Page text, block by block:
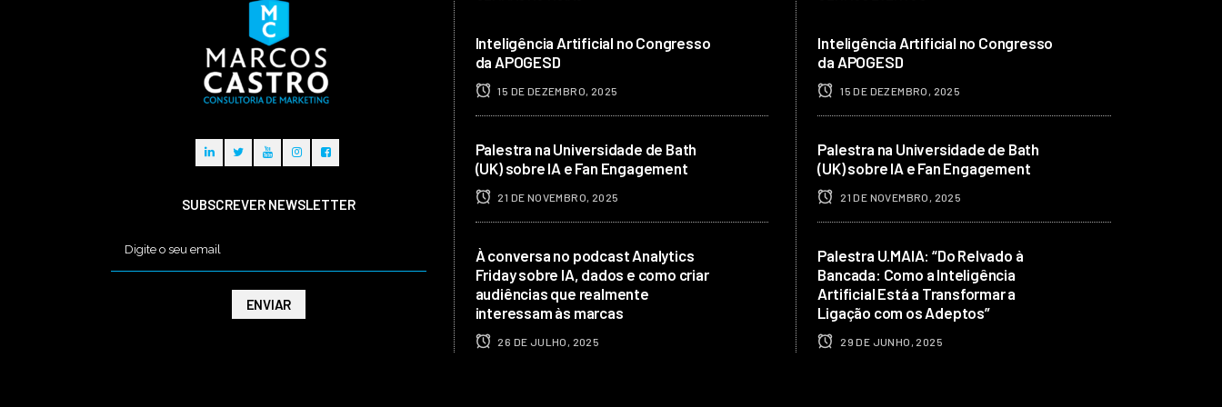
SUBSCREVER NEWSLETTER
Inteligência Artificial no Congresso
da APOGESD
15 DE DEZEMBRO, 2025
Palestra na Universidade de Bath
(UK) sobre IA e Fan Engagement
21 DE NOVEMBRO, 2025
À conversa no podcast Analytics
Friday sobre IA, dados e como criar
audiências que realmente
interessam às marcas
26 DE JULHO, 2025
Inteligência Artificial no Congresso
da APOGESD
15 DE DEZEMBRO, 2025
Palestra na Universidade de Bath
(UK) sobre IA e Fan Engagement
21 DE NOVEMBRO, 2025
Palestra U.MAIA: “Do Relvado à
Bancada: Como a Inteligência
Artificial Está a Transformar a
Ligação com os Adeptos”
29 DE JUNHO, 2025